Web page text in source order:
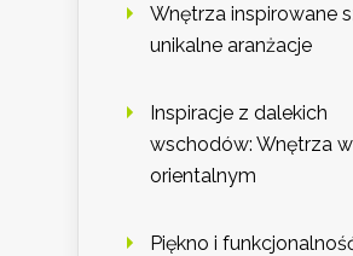
Wnętrza inspirowane
unikalne aranżacje
Inspiracje z dalekich
wschodów: Wnętrza
orientalnym
Piękno i